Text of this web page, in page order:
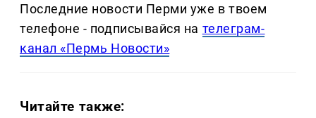
Последние новости Перми уже в твоем
телефоне - подписывайся на телеграм-
канал «Пермь Новости»
Читайте также: